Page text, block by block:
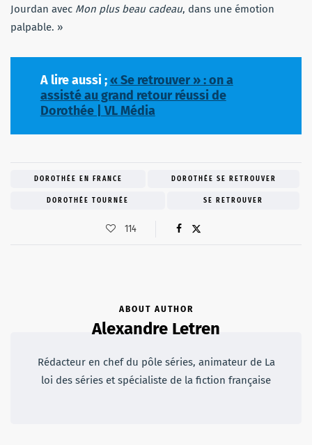
Jourdan avec Mon plus beau cadeau, dans une émotion
palpable. »
A lire aussi ;« Se retrouver » : on a
assisté au grand retour réussi de
Dorothée | VL Média
DOROTHÉE EN FRANCE DOROTHÉE SE RETROUVER
DOROTHÉE TOURNÉE SE RETROUVER
114
ABOUT AUTHOR
Alexandre Letren
Rédacteur en chef du pôle séries, animateur de La
loi des séries et spécialiste de la fiction française